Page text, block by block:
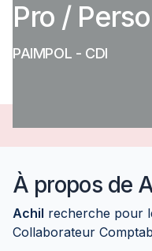
Pro / Perso
PAIMPOL - CDI
À propos de
Achil recherche pour
Collaborateur